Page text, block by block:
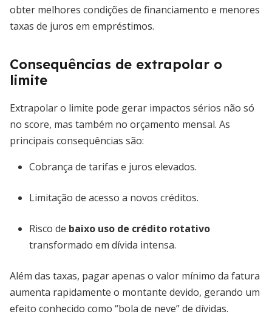
obter melhores condições de financiamento e menores
taxas de juros em empréstimos.
Consequências de extrapolar o
limite
Extrapolar o limite pode gerar impactos sérios não só
no score, mas também no orçamento mensal. As
principais consequências são:
Cobrança de tarifas e juros elevados.
Limitação de acesso a novos créditos.
Risco de baixo uso de crédito rotativo
transformado em dívida intensa.
Além das taxas, pagar apenas o valor mínimo da fatura
aumenta rapidamente o montante devido, gerando um
efeito conhecido como “bola de neve” de dívidas.